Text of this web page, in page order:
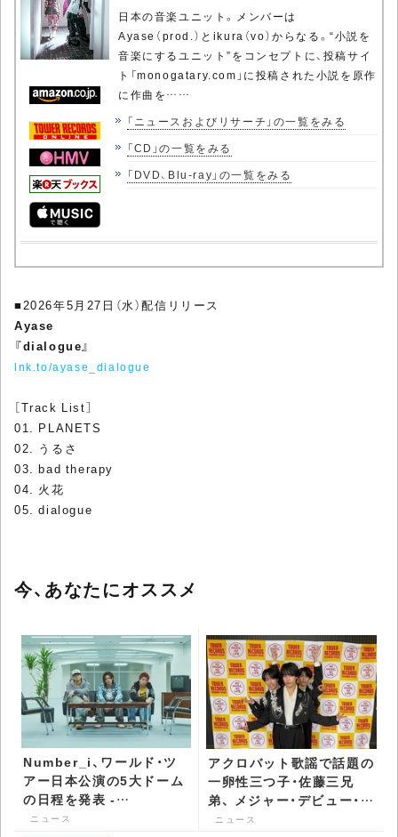
日本の音楽ユニット。メンバーは
Ayase（prod.）とikura（vo）からなる。“小説を
音楽にするユニット”をコンセプトに、投稿サイ
ト「monogatary.com」に投稿された小説を原作
に作曲を……
「ニュースおよびリサーチ」の一覧をみる
「CD」の一覧をみる
「DVD、Blu-ray」の一覧をみる
■2026年5月27日（水）配信リリース
Ayase
『dialogue』
lnk.to/ayase_dialogue
［Track List］
01. PLANETS
02. うるさ
03. bad therapy
04. 火花
05. dialogue
今、あなたにオススメ
Number_i、ワールド・ツ
アー日本公演の5大ドーム
の日程を発表 -
CDJournal ニュース
ニュース
アクロバット歌謡で話題の
一卵性三つ子・佐藤三兄
弟、 メジャー・デビュー・イ
ベントで間奏第三形態ダン
ニュース